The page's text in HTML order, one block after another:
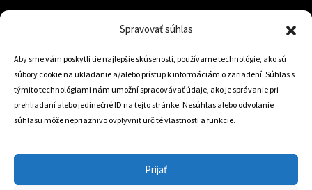
Spravovať súhlas
Aby sme vám poskytli tie najlepšie skúsenosti, používame technológie, ako sú
súbory cookie na ukladanie a/alebo prístup k informáciám o zariadení. Súhlas s
týmito technológiami nám umožní spracovávať údaje, ako je správanie pri
prehliadaní alebo jedinečné ID na tejto stránke. Nesúhlas alebo odvolanie
súhlasu môže nepriaznivo ovplyvniť určité vlastnosti a funkcie.
Prijať
Trstená 02801
+421 905 806 234
info@dojazdovekolesa.com